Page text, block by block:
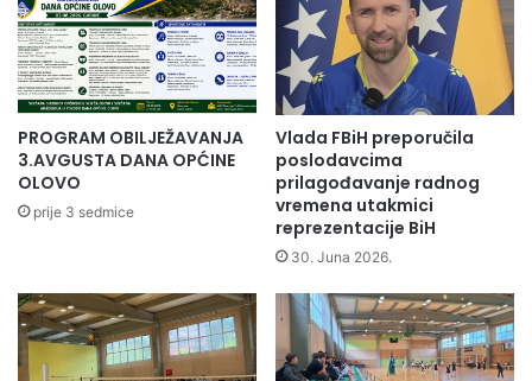
PROGRAM OBILJEŽAVANJA
3.AVGUSTA DANA OPĆINE
OLOVO
prije 3 sedmice
Vlada FBiH preporučila
poslodavcima
prilagođavanje radnog
vremena utakmici
reprezentacije BiH
30. Juna 2026.